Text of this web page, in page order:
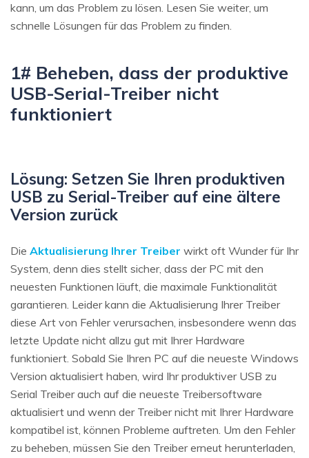
kann, um das Problem zu lösen. Lesen Sie weiter, um
schnelle Lösungen für das Problem zu finden.
1# Beheben, dass der produktive
USB-Serial-Treiber nicht
funktioniert
Lösung: Setzen Sie Ihren produktiven
USB zu Serial-Treiber auf eine ältere
Version zurück
Die Aktualisierung Ihrer Treiber wirkt oft Wunder für Ihr
System, denn dies stellt sicher, dass der PC mit den
neuesten Funktionen läuft, die maximale Funktionalität
garantieren. Leider kann die Aktualisierung Ihrer Treiber
diese Art von Fehler verursachen, insbesondere wenn das
letzte Update nicht allzu gut mit Ihrer Hardware
funktioniert. Sobald Sie Ihren PC auf die neueste Windows
Version aktualisiert haben, wird Ihr produktiver USB zu
Serial Treiber auch auf die neueste Treibersoftware
aktualisiert und wenn der Treiber nicht mit Ihrer Hardware
kompatibel ist, können Probleme auftreten. Um den Fehler
zu beheben, müssen Sie den Treiber erneut herunterladen,